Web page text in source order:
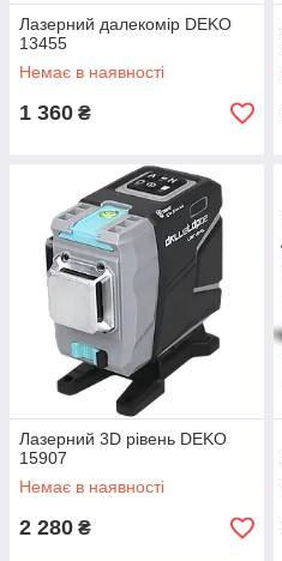
Лазерний далекомір DEKO
13455
Немає в наявності
1 360 ₴
Лазерний 3D рівень DEKO
15907
Немає в наявності
2 280 ₴